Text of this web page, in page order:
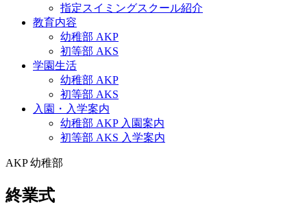
指定スイミングスクール紹介
教育内容
幼稚部 AKP
初等部 AKS
学園生活
幼稚部 AKP
初等部 AKS
入園・入学案内
幼稚部 AKP 入園案内
初等部 AKS 入学案内
AKP 幼稚部
終業式